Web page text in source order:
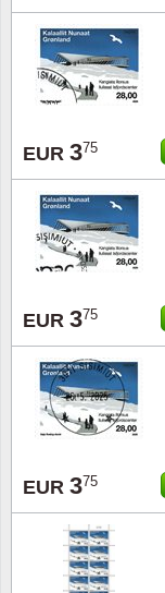
EUR 375
EUR 375
EUR 375